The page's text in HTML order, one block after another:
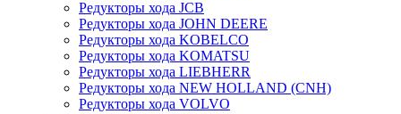
Редукторы хода JCB
Редукторы хода JOHN DEERE
Редукторы хода KOBELCO
Редукторы хода KOMATSU
Редукторы хода LIEBHERR
Редукторы хода NEW HOLLAND (CNH)
Редукторы хода VOLVO